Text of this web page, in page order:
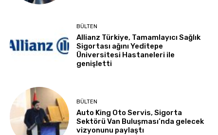
BÜLTEN
Allianz Türkiye, Tamamlayıcı Sağlık
Sigortası ağını Yeditepe
Üniversitesi Hastaneleri ile
genişletti
BÜLTEN
Auto King Oto Servis, Sigorta
Sektörü Van Buluşması’nda gelecek
vizyonunu paylaştı